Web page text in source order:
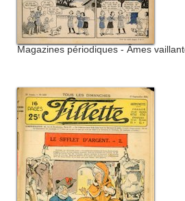
Magazines périodiques - Âmes